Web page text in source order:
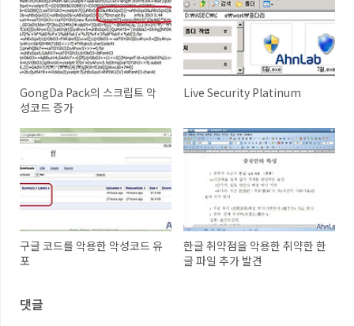
GongDa Pack의 스크립트 악
성코드 증가
Live Security Platinum
구글 코드를 악용한 악성코드 유
포
한글 취약점을 악용한 취약한 한
글 파일 추가 발견
댓글